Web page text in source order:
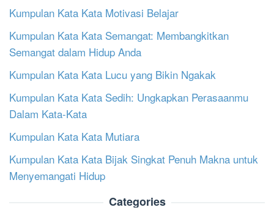
Kumpulan Kata Kata Motivasi Belajar
Kumpulan Kata Kata Semangat: Membangkitkan
Semangat dalam Hidup Anda
Kumpulan Kata Kata Lucu yang Bikin Ngakak
Kumpulan Kata Kata Sedih: Ungkapkan Perasaanmu
Dalam Kata-Kata
Kumpulan Kata Kata Mutiara
Kumpulan Kata Kata Bijak Singkat Penuh Makna untuk
Menyemangati Hidup
Categories